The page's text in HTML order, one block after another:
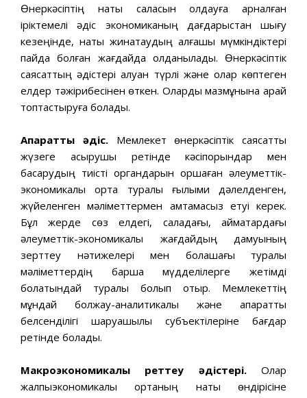
Өнеркəсіптің нақты саласын қолдауға арналған
іріктемелі əдіс экономиканың дағдарыстан шығу
кезеңінде, нақты жинақтаудың алғашқы мүмкіндіктері
пайда болған жағдайда қолданылады. Өнеркəсіптік
саясаттың əдістері алуан түрлі жəне олар көптеген
елдер тəжірибесінен өткен. Оларды мазмұнына қарай
топтастыруға болады.
Ақпараттық əдіс.Мемлекет өнеркəсіптік саясатты
жүзеге асырушы ретінде кəсіпорындар мен
басқарудың тиісті органдарын қоршаған əлеуметтік-
экономикалық орта туралы ғылыми дəлелденген,
жүйеленген мəліметтермен қамтамасыз етуі керек.
Бұл жерде сөз елдегі, саладағы, аймақтардағы
əлеуметтік-экономикалық жағдайдың дамуының
зерттеу нəтижелері мен болашағы туралы
мəліметтердің барша мүдделілерге жетімді
болатындай туралы болып отыр. Мемлекеттің
мұндай болжау-аналитикалық жəне ақпараттық
белсенділігі шаруашылық субъектілеріне бағдар
ретінде болады.
Макроэкономикалық реттеу əдістері.Олар
жалпыэкономикалық ортаның нақты өндірісіне